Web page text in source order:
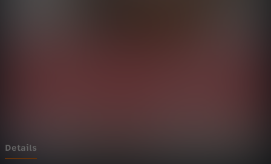
m
Details